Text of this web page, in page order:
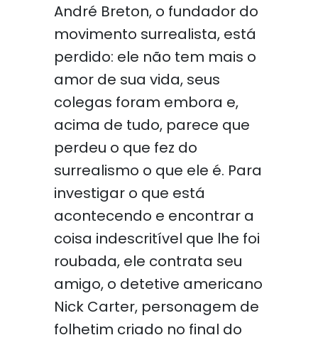
André Breton, o fundador do
movimento surrealista, está
perdido: ele não tem mais o
amor de sua vida, seus
colegas foram embora e,
acima de tudo, parece que
perdeu o que fez do
surrealismo o que ele é. Para
investigar o que está
acontecendo e encontrar a
coisa indescritível que lhe foi
roubada, ele contrata seu
amigo, o detetive americano
Nick Carter, personagem de
folhetim criado no final do